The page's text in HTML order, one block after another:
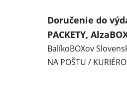
Doručenie do
PACKETY,
BalíkoBOXov
NA POŠTU /